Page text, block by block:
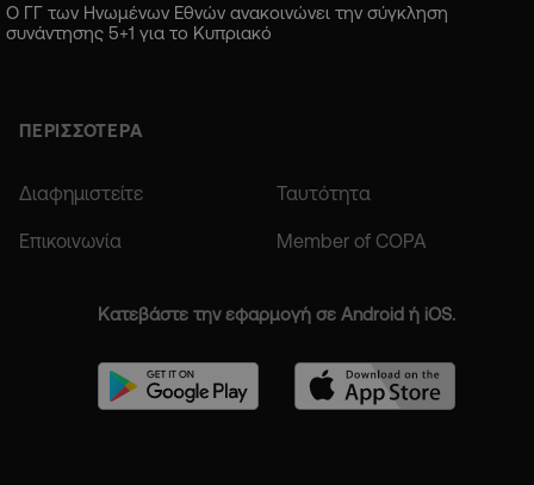
Ο ΓΓ των Ηνωμένων Εθνών ανακοινώνει την σύγκληση
συνάντησης 5+1 για το Κυπριακό
ΠΕΡΙΣΣΟΤΕΡΑ
Διαφημιστείτε Ταυτότητα
Επικοινωνία Member of COPA
Κατεβάστε την εφαρμογή σε Android ή iOS.